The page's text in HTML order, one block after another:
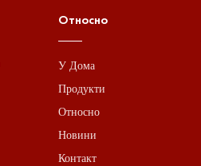
Относно
У Дома
Продукти
Относно
Новини
Контакт